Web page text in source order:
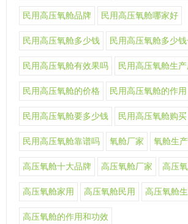
民用高压氧舱品牌 民用高压氧舱哪家好
民用高压氧舱多少钱 民用高压氧舱多少
民用高压氧舱有效果吗 民用高压氧舱生
民用高压氧舱的价格 民用高压氧舱的作用
民用高压氧舱要多少钱 民用高压氧舱购买
民用高压氧舱靠谱吗 氧舱厂家 氧舱生
高压氧舱十大品牌 高压氧舱厂家 高压
高压氧舱家用 高压氧舱民用 高压氧舱
高压氧舱的作用和功效